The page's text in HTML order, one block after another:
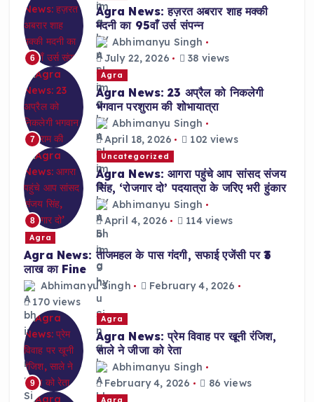
6
Agra News: हज़रत अबरार शाह मक्की
मदनी का 95वाँ उर्स संपन्न
Abhimanyu Singh
July 22, 2026
38 views
7
Agra
Agra News: 23 अप्रैल को निकलेगी
भगवान परशुराम की शोभायात्रा
Abhimanyu Singh
April 18, 2026
102 views
8
Uncategorized
Agra News: आगरा पहुंचे आप सांसद संजय
सिंह, ‘रोजगार दो’ पदयात्रा के जरिए भरी हुंकार
Abhimanyu Singh
April 4, 2026
114 views
Agra
Agra News: ताजमहल के पास गंदगी, सफाई एजेंसी पर ₹3
लाख का Fine
Abhimanyu Singh
February 4, 2026
170 views
9
Agra
Agra News: प्रेम विवाह पर खूनी रंजिश,
साले ने जीजा को रेता
Abhimanyu Singh
February 4, 2026
86 views